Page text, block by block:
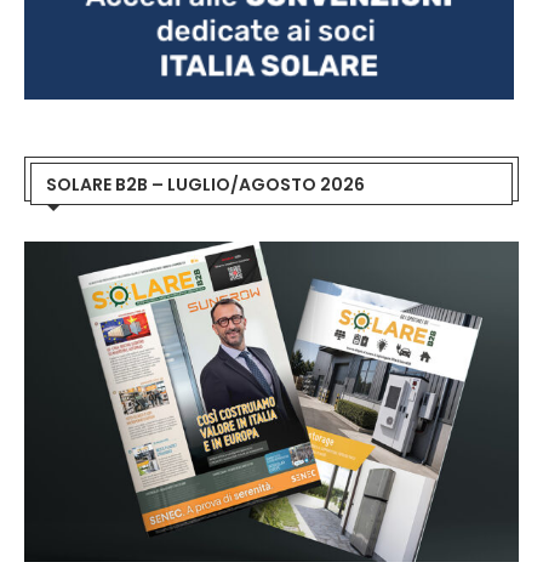
SOLARE B2B – LUGLIO/AGOSTO 2026